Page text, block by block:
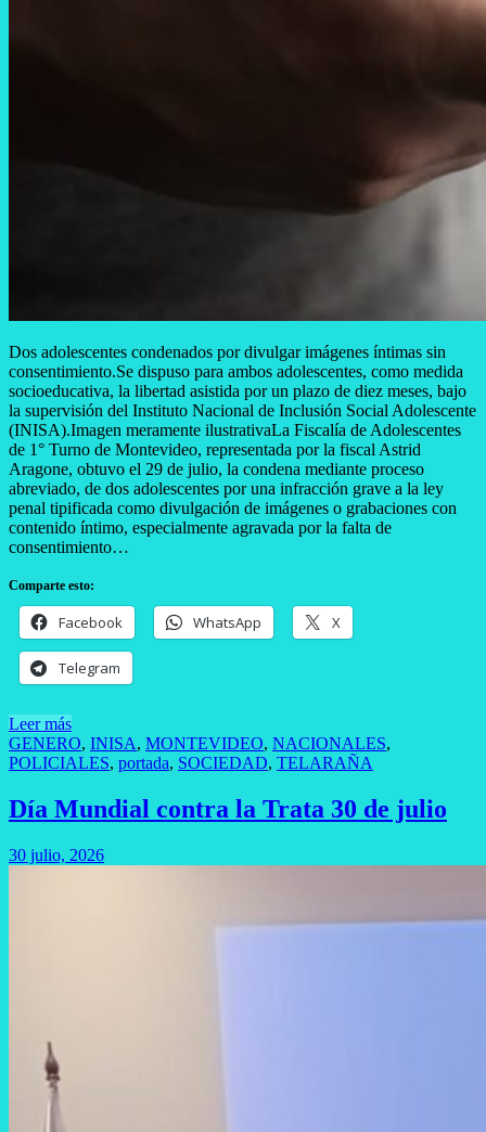
Dos adolescentes condenados por divulgar imágenes íntimas sin
consentimiento.Se dispuso para ambos adolescentes, como medida
socioeducativa, la libertad asistida por un plazo de diez meses, bajo
la supervisión del Instituto Nacional de Inclusión Social Adolescente
(INISA).Imagen meramente ilustrativaLa Fiscalía de Adolescentes
de 1° Turno de Montevideo, representada por la fiscal Astrid
Aragone, obtuvo el 29 de julio, la condena mediante proceso
abreviado, de dos adolescentes por una infracción grave a la ley
penal tipificada como divulgación de imágenes o grabaciones con
contenido íntimo, especialmente agravada por la falta de
consentimiento…
Comparte esto:
Facebook WhatsApp X
Telegram
Leer más
GENERO, INISA, MONTEVIDEO, NACIONALES,
POLICIALES, portada, SOCIEDAD, TELARAÑA
Día Mundial contra la Trata 30 de julio
30 julio, 2026